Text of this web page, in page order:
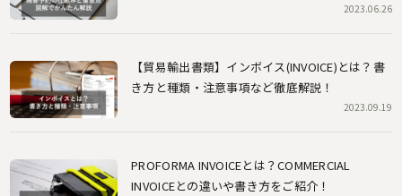
2023.06.26
【貿易輸出書類】インボイス(INVOICE)とは？書
き方と種類・注意事項など徹底解説！
2023.09.19
PROFORMA INVOICEとは？COMMERCIAL
INVOICEとの違いや書き方をご紹介！